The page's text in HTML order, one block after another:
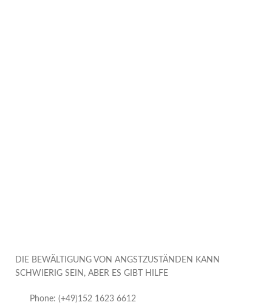
DIE BEWÄLTIGUNG VON ANGSTZUSTÄNDEN KANN
SCHWIERIG SEIN, ABER ES GIBT HILFE
Phone: (+49)152 1623 6612